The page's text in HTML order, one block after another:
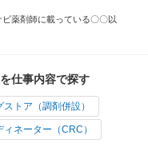
薬剤師に載っている〇〇以
仕事内容で探す
ストア（調剤併設）
ネーター（CRC）